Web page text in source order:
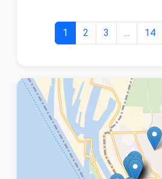
1 2 3 ... 14